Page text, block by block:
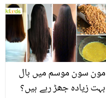
انگیز فوائد جو شاید ہی آپ
کو معلوم ہوں
مون سون موسم میں بال
بہت زیادہ جھڑ رہے ہیں؟